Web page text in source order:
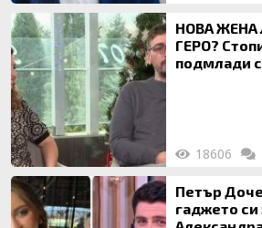
НОВА ЖЕНА
ГЕРО?
подмлади
18606
Петър
гаджето си